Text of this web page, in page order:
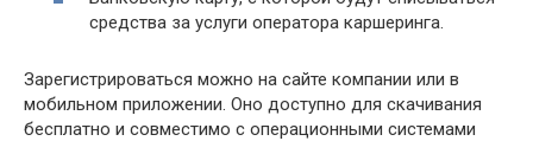
средства за услуги оператора каршеринга.
Зарегистрироваться можно на сайте компании или в
мобильном приложении. Оно доступно для скачивания
бесплатно и совместимо с операционными системами